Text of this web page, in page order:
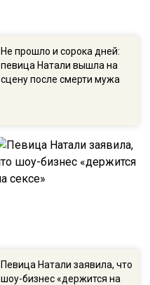
Не прошло и сорока дней:
певица Натали вышла на
сцену после смерти мужа
Певица Натали заявила, что
шоу-бизнес «держится на